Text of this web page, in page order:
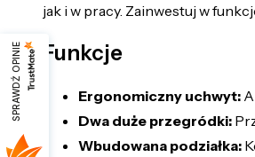
jak i w pracy. Zainwestuj w
Funkcje
Ergonomiczny uchwyt:
Dwa duże przegródki:
Wbudowana podziałka:
SPRAWDŹ OPINIE